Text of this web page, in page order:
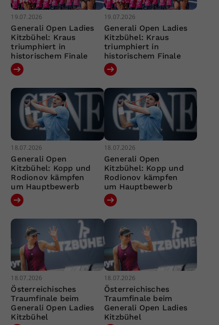
19.07.2026
Generali Open Ladies
Kitzbühel: Kraus
triumphiert in
historischem Finale
19.07.2026
Generali Open Ladies
Kitzbühel: Kraus
triumphiert in
historischem Finale
18.07.2026
Generali Open
Kitzbühel: Kopp und
Rodionov kämpfen
um Hauptbewerb
18.07.2026
Generali Open
Kitzbühel: Kopp und
Rodionov kämpfen
um Hauptbewerb
18.07.2026
Österreichisches
Traumfinale beim
Generali Open Ladies
Kitzbühel
18.07.2026
Österreichisches
Traumfinale beim
Generali Open Ladies
Kitzbühel